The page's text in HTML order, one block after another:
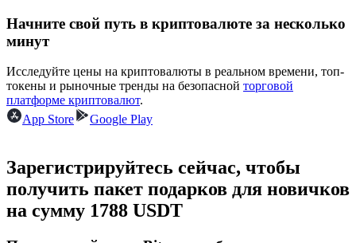
USDC фьючерсы
Фьючерсы с использованием USDC в качестве
Начните свой путь в криптовалюте за несколько
минут
Исследуйте цены на криптовалюты в реальном времени, топ-
токены и рыночные тренды на безопасной торговой
платформе криптовалют.
App Store
Google Play
Зарегистрируйтесь сейчас, чтобы
получить пакет подарков для новичков
на сумму 1788 USDT